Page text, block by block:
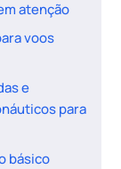
atenção
voos
e
para
básico